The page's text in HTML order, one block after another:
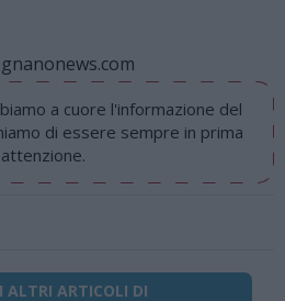
a cuore l'informazione del
di essere sempre in prima
ALTRI ARTICOLI DI